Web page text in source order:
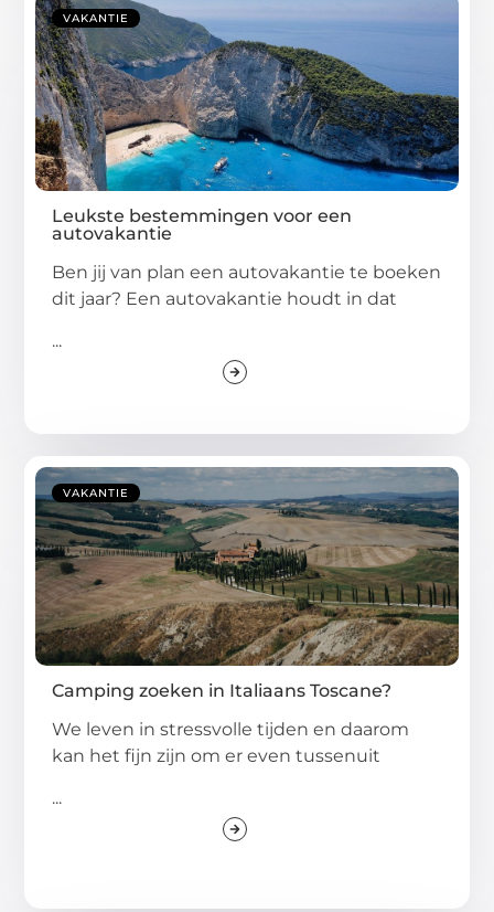
VAKANTIE
Leukste bestemmingen voor een
autovakantie
Ben jij van plan een autovakantie te boeken
dit jaar? Een autovakantie houdt in dat
...
VAKANTIE
Camping zoeken in Italiaans Toscane?
We leven in stressvolle tijden en daarom
kan het fijn zijn om er even tussenuit
...